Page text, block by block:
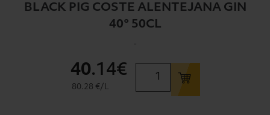
BLACK PIG COSTE ALENTEJANA GIN
40° 50CL
-
40.14€
80.28 €/L